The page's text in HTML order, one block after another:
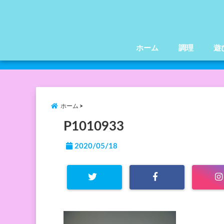
ホーム 調理 遊
ホーム
P1010933
2020/05/18